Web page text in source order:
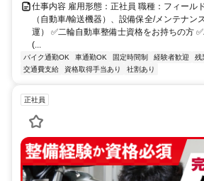
仕事内容 雇用形態：正社員 職種：フィール
（自動車/輸送機器）、設備保全/メンテナン
運） ✅二輪自動車整備士資格をお持ちの方
(...
バイク通勤OK 車通勤OK 固定時間制 経験者歓迎 残
交通費支給
資格取得手当あり 社割あり
正社員